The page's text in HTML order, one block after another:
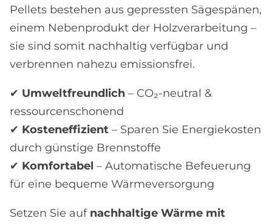
Pellets bestehen aus gepressten Sägespänen,
einem Nebenprodukt der Holzverarbeitung –
sie sind somit nachhaltig verfügbar und
verbrennen nahezu emissionsfrei.
✔ Umweltfreundlich – CO₂-neutral &
ressourcenschonend
✔ Kosteneffizient – Sparen Sie Energiekosten
durch günstige Brennstoffe
✔ Komfortabel – Automatische Befeuerung
für eine bequeme Wärmeversorgung
Setzen Sie auf nachhaltige Wärme mit